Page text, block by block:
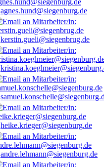
agnes.hund@siegenburg.de
kerstin.gueli@siegenbrug.de
heike.krieger@siegenburg.de
andre.lehmann@siegenburg.de